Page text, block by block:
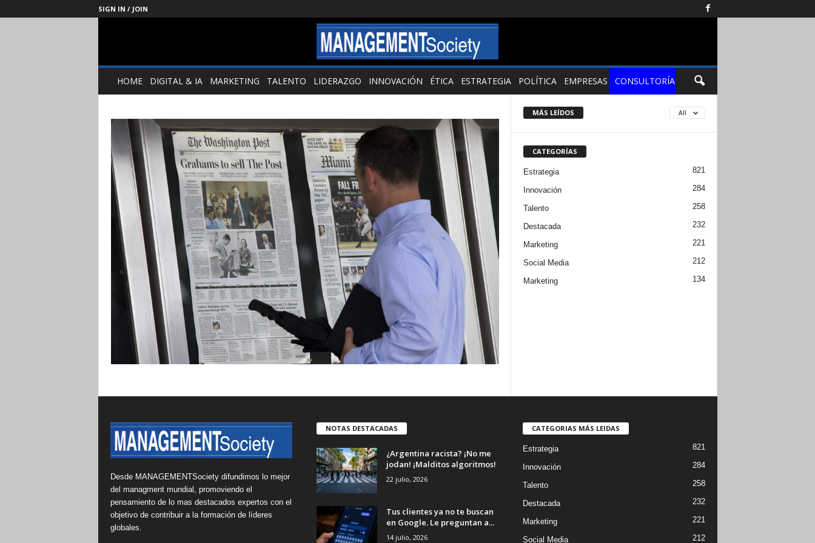
SIGN IN / JOIN
Management
SocietyHOME DIGITAL & IA MARKETING TALENTO LIDERAZGO INNOVACIÓN ÉTICA ESTRATEGIA POLÍTICA EMPRESAS CONSULTORÍA
MÁS LEÍDOS All
CATEGORÍAS
Estrategia 821
Innovación 284
Talento 258
Destacada 232
Marketing 221
Social Media 212
Marketing 134
Desde MANAGEMENTSociety difundimos lo mejor
del managment mundial, promoviendo el
pensamiento de lo mas destacados expertos con el
objetivo de contribuir a la formación de líderes
globales.
NOTAS DESTACADAS
¿Argentina racista? ¡No me
jodan! ¡Malditos algoritmos!
22 julio, 2026
Tus clientes ya no te buscan
en Google. Le preguntan a...
14 julio, 2026
CATEGORIAS MÁS LEIDAS
Estrategia 821
Innovación 284
Talento 258
Destacada 232
Marketing 221
Social Media 212